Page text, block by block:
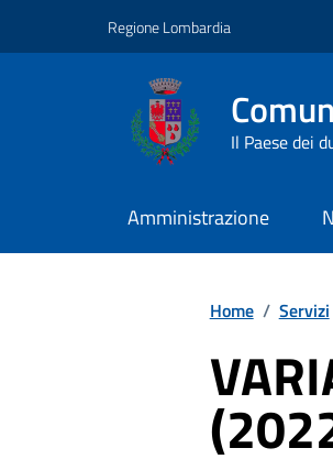
Regione Lombardia
Il Paese dei
Amministrazione
Home / Servizi